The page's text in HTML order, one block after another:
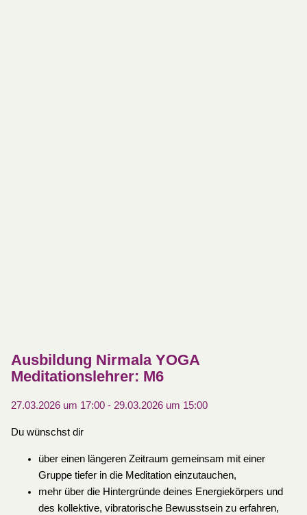
Ausbildung Nirmala YOGA
Meditationslehrer: M6
27.03.2026 um 17:00- 29.03.2026 um 15:00
Du wünschst dir
über einen längeren Zeitraum gemeinsam mit einer
Gruppe tiefer in die Meditation einzutauchen,
mehr über die Hintergründe deines Energiekörpers und
des kollektive, vibratorische Bewusstsein zu erfahren,